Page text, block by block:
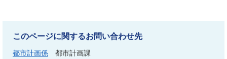
このページに関するお問い合わせ先
都市計画係
都市計画課